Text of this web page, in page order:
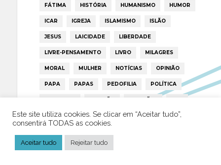
FÁTIMA HISTÓRIA HUMANISMO HUMOR
ICAR IGREJA ISLAMISMO ISLÃO
JESUS LAICIDADE LIBERDADE
LIVRE-PENSAMENTO LIVRO MILAGRES
MORAL MULHER NOTÍCIAS OPINIÃO
PAPA PAPAS PEDOFILIA POLÍTICA
PORTUGAL RELIGIÃO RELIGIÕES RTP
TRUMP VATICANO
Este site utiliza cookies. Se clicar em “Aceitar tudo”,
consentirá TODAS as cookies.
Aceitar tudo Rejeitar tudo